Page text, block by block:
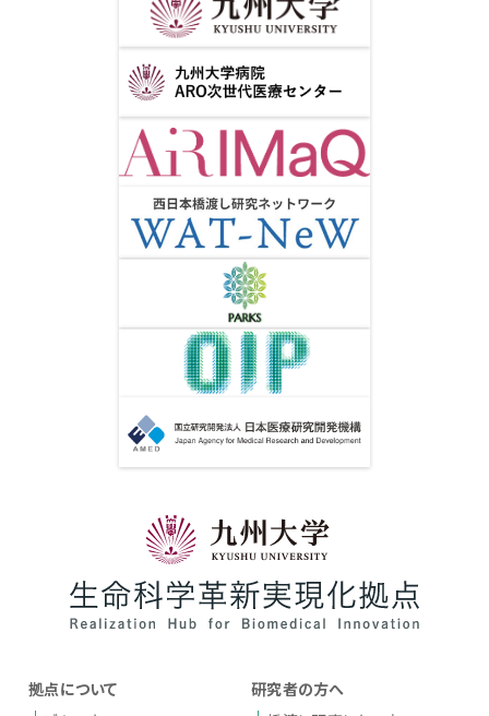
拠点について
研究者の方へ